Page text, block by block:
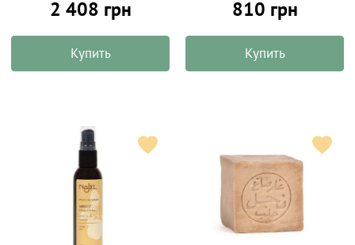
2 408 грн
Купить
810 грн
Купить